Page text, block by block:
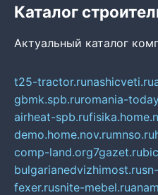
Каталог
Актуальный каталог
t25-tractor.runashicveti.ru
gbmk.spb.ruromania-
airheat-spb.ru
demo.home.nov.rumnso.ru
comp-land.org7gazet.ru
bulgarianedvizhimost.ru
fexer.rusnite-mebel.ru